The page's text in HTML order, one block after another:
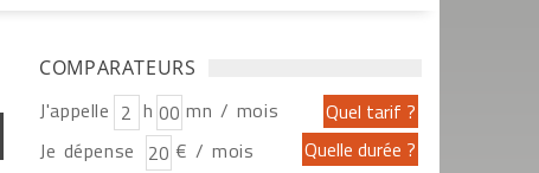
COMPARATEURS
J'appelle h
mn / mois
Je dépense
€ / mois